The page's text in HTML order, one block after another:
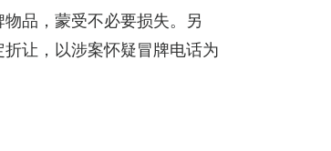
品，蒙受不必要损失。另
让，以涉案怀疑冒牌电话为